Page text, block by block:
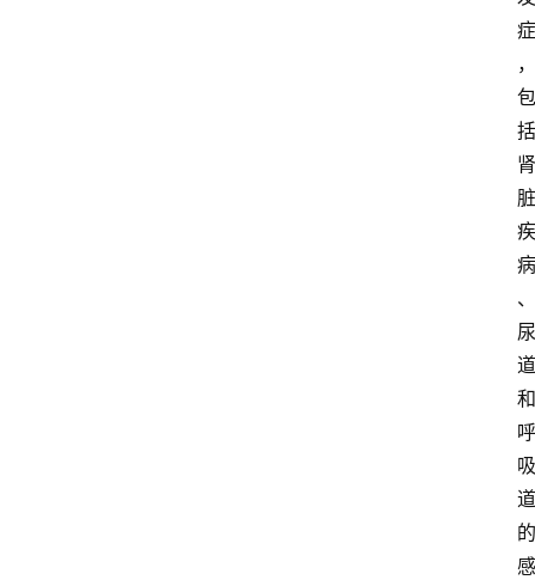
症
，
包
括
肾
脏
疾
病
、
尿
道
和
呼
吸
道
的
感